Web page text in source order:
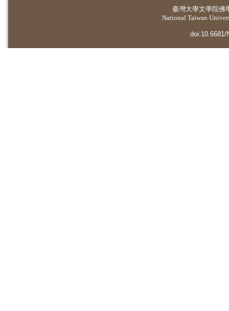
臺灣大學文學院佛
National Taiwan
doi:10.6681/